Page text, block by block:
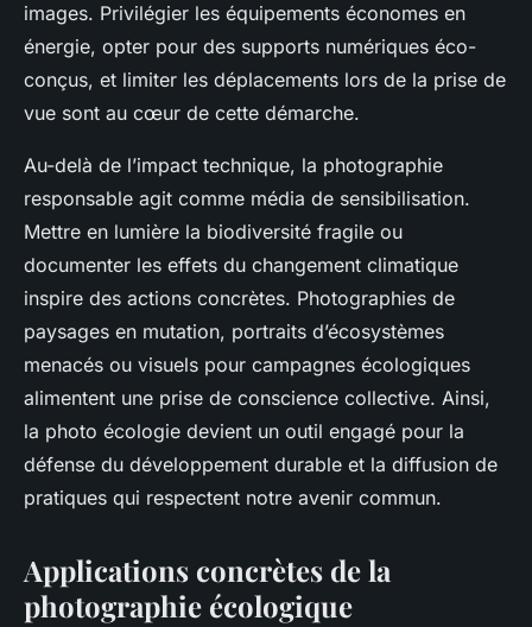
images. Privilégier les équipements économes en
énergie, opter pour des supports numériques éco-
conçus, et limiter les déplacements lors de la prise de
vue sont au cœur de cette démarche.
Au-delà de l’impact technique, la photographie
responsable agit comme média de sensibilisation.
Mettre en lumière la biodiversité fragile ou
documenter les effets du changement climatique
inspire des actions concrètes. Photographies de
paysages en mutation, portraits d’écosystèmes
menacés ou visuels pour campagnes écologiques
alimentent une prise de conscience collective. Ainsi,
la photo écologie devient un outil engagé pour la
défense du développement durable et la diffusion de
pratiques qui respectent notre avenir commun.
Applications concrètes de la
photographie écologique